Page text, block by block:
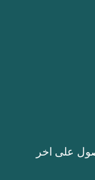
على اخر